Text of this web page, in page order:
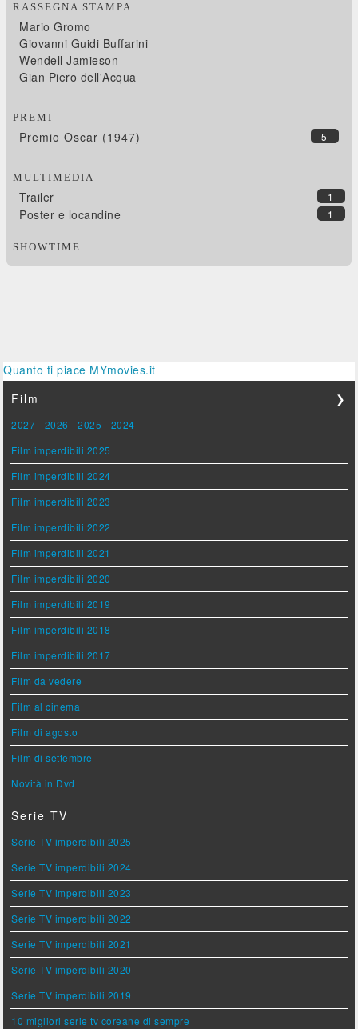
RASSEGNA STAMPA
Mario Gromo
Giovanni Guidi Buffarini
Wendell Jamieson
Gian Piero dell'Acqua
PREMI
5
Premio Oscar (1947)
MULTIMEDIA
1
Trailer
1
Poster e locandine
SHOWTIME
Quanto ti piace MYmovies.it
Film
❯
2027 - 2026 -2025 - 2024
Film imperdibili 2025
Film imperdibili 2024
Film imperdibili 2023
Film imperdibili 2022
Film imperdibili 2021
Film imperdibili 2020
Film imperdibili 2019
Film imperdibili 2018
Film imperdibili 2017
Film da vedere
Film al cinema
Film di agosto
Film di settembre
Novità in Dvd
Serie TV
Serie TV imperdibili 2025
Serie TV imperdibili 2024
Serie TV imperdibili 2023
Serie TV imperdibili 2022
Serie TV imperdibili 2021
Serie TV imperdibili 2020
Serie TV imperdibili 2019
10 migliori serie tv coreane di sempre